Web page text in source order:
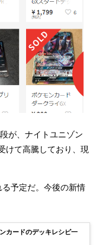
が、ナイトユニゾン
けて高騰しており、現
予定だ。今後の新情
カードのデッキレシピ一